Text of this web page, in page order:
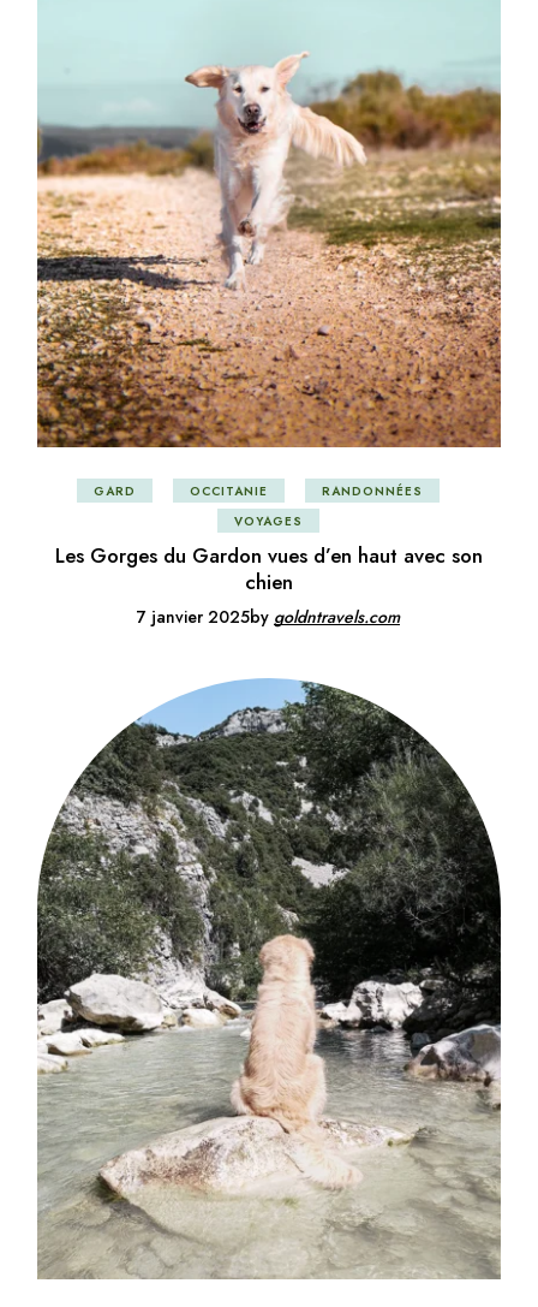
GARD OCCITANIE
RANDONNÉES
VOYAGES
Les Gorges du Gardon vues d’en haut avec son
chien
7 janvier 2025by goldntravels.com